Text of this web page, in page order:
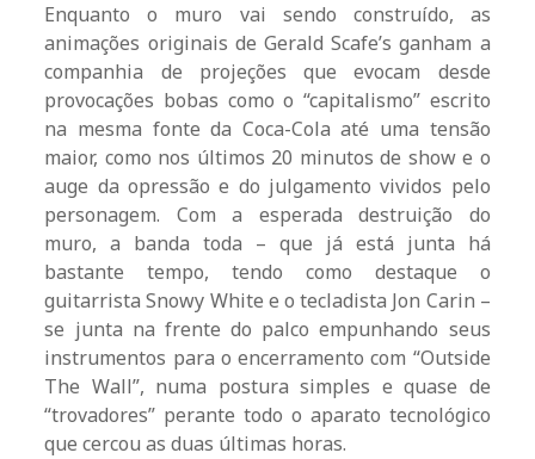
Enquanto o muro vai sendo construído, as
animações originais de Gerald Scafe’s ganham a
companhia de projeções que evocam desde
provocações bobas como o “capitalismo” escrito
na mesma fonte da Coca-Cola até uma tensão
maior, como nos últimos 20 minutos de show e o
auge da opressão e do julgamento vividos pelo
personagem. Com a esperada destruição do
muro, a banda toda – que já está junta há
bastante tempo, tendo como destaque o
guitarrista Snowy White e o tecladista Jon Carin –
se junta na frente do palco empunhando seus
instrumentos para o encerramento com “Outside
The Wall”, numa postura simples e quase de
“trovadores” perante todo o aparato tecnológico
que cercou as duas últimas horas.